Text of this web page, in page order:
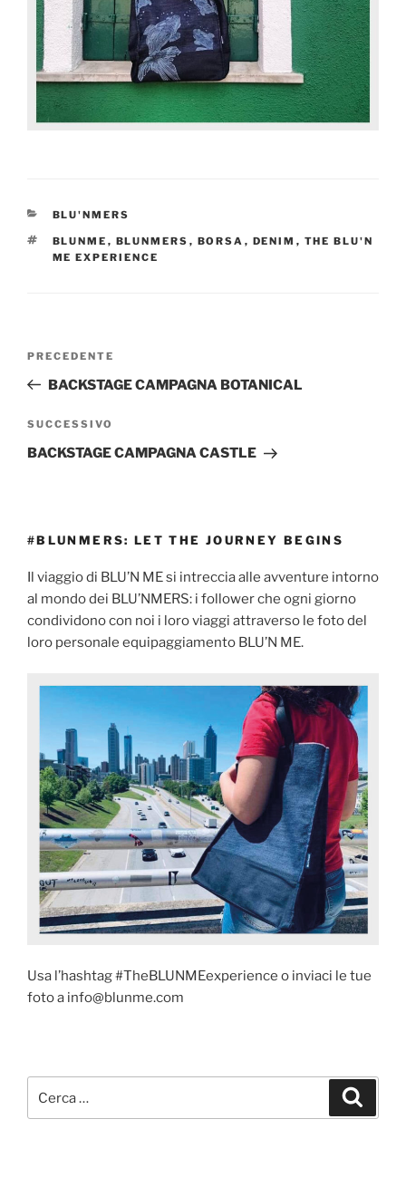
BLU'NMERS
BLUNME , BLUNMERS , BORSA , DENIM , THE BLU'N
ME EXPERIENCE
PRECEDENTE
BACKSTAGE CAMPAGNA BOTANICAL
SUCCESSIVO
BACKSTAGE CAMPAGNA CASTLE
#BLUNMERS: LET THE JOURNEY BEGINS
Il viaggio di BLU’N ME si intreccia alle avventure intorno
al mondo dei BLU’NMERS: i follower che ogni giorno
condividono con noi i loro viaggi attraverso le foto del
loro personale equipaggiamento BLU’N ME.
Usa l’hashtag #TheBLUNMEexperience o inviaci le tue
foto a info@blunme.com